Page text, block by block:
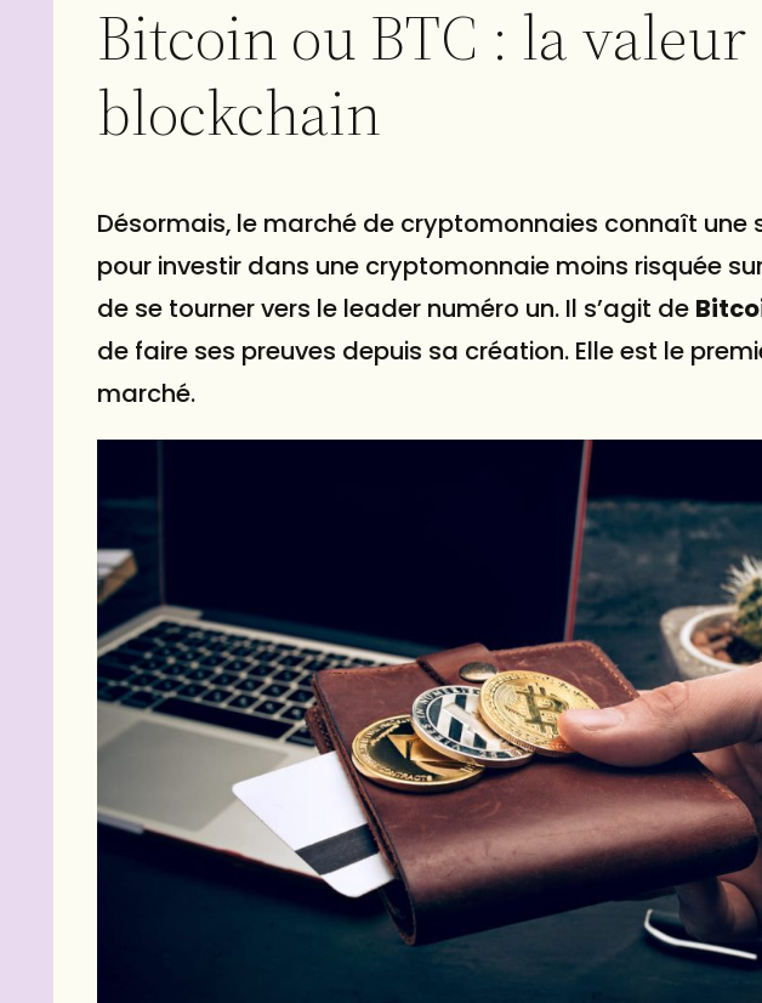
Bitcoin ou BTC : la
blockchain
Désormais, le marché de cryptomonnaies connaît
pour investir dans une cryptomonnaie moins risquée
de se tourner vers le leader numéro un. Il s’agit de
de faire ses preuves depuis sa création. Elle est le
marché.